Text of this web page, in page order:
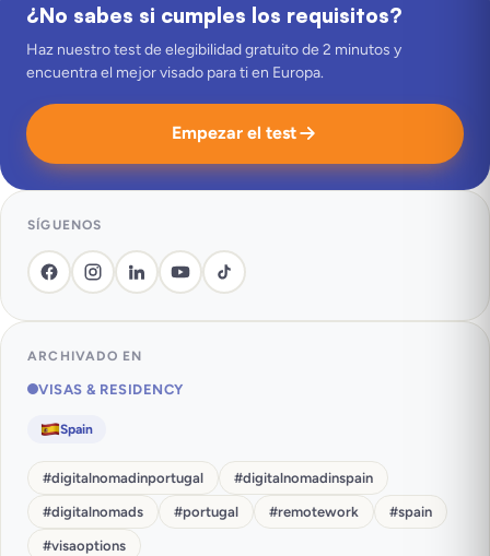
¿No sabes si cumples los requisitos?
Haz nuestro test de elegibilidad gratuito de 2 minutos y
encuentra el mejor visado para ti en Europa.
Empezar el test
SÍGUENOS
ARCHIVADO EN
VISAS & RESIDENCY
Spain
#digitalnomadinportugal #digitalnomadinspain
#digitalnomads #portugal #remotework #spain
#visaoptions